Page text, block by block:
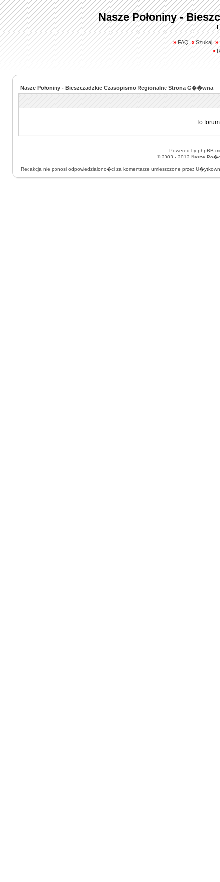
Nasze Połoniny -
» FAQ » Szukaj »
»
Nasze Połoniny - Bieszczadzkie Czasopismo Regionalne Strona G��wna
To
Powered by phpBB
© 2003 - 2012 Nasze
Redakcja nie ponosi odpowiedzialono�ci za komentarze umieszczone przez